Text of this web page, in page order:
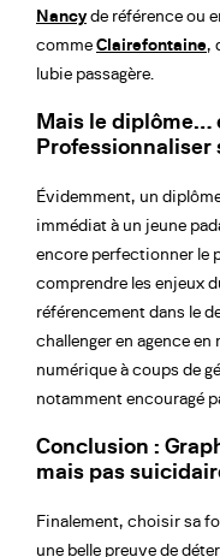
Nancyde référence ou
commeClairefontaine,
lubie passagère.
Mais le diplôme…
Professionnaliser
Évidemment, un
immédiat à un jeune
encore perfectionner le
comprendre les enjeux
référencement dans le
challenger en agence
numérique à coups de
notamment encouragé
Conclusion :
mais pas
Finalement, choisir sa
une belle preuve de